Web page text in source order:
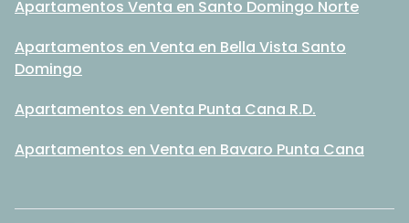
Apartamentos Venta en Santo Domingo Norte
Apartamentos en Venta en Bella Vista Santo
Domingo
Apartamentos en Venta Punta Cana R.D.
Apartamentos en Venta en Bavaro Punta Cana